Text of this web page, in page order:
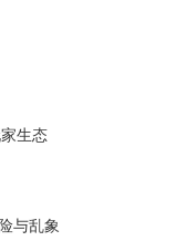
生态
与乱象